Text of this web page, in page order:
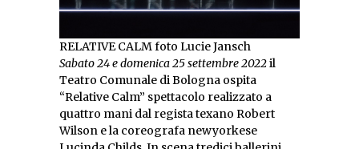
RELATIVE CALM foto Lucie Jansch
Sabato 24 e domenica 25 settembre 2022il
Teatro Comunale di Bologna ospita
“Relative Calm” spettacolo realizzato a
quattro mani dal regista texano Robert
Wilson e la coreografa newyorkese